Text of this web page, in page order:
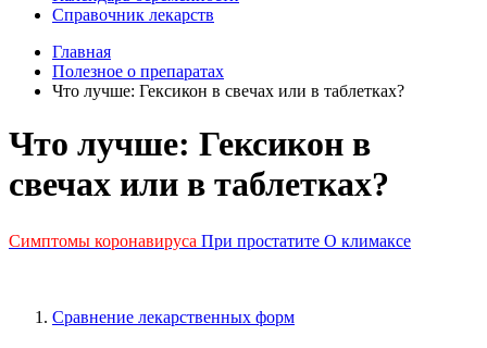
Справочник лекарств
Главная
Полезное о препаратах
Что лучше: Гексикон в свечах или в таблетках?
Что лучше: Гексикон в
свечах или в таблетках?
Симптомы коронавируса При простатите О климаксе
Сравнение лекарственных форм